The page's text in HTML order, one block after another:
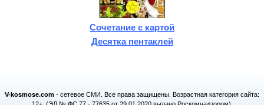
Сочетание с картой
Десятка пентаклей
V-kosmose.com - сетевое СМИ. Все права защищены. Возрастная категория сайта: